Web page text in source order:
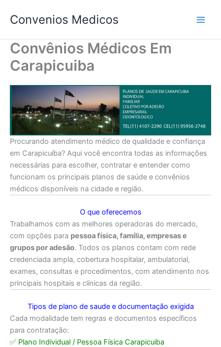
para
conteúdo
Convenios Medicos
Convênios Médicos Em
Carapicuiba
Procurando atendimento médico de qualidade e confiança
em Carapicuíba? Aqui você encontra todas as informações
necessárias para escolher, contratar e entender como
funcionam os principais planos de saúde e convênios
médicos disponíveis na cidade e região.
O que oferecemos
Trabalhamos com as melhores operadoras do mercado,
com opções para pessoa física, família, empresas e
grupos por adesão. Todos os planos contam com rede
credenciada ampla, cobertura hospitalar, ambulatorial,
exames, consultas e procedimentos, com atendimento nos
principais hospitais e clínicas da região.
Tipos de plano de saude e documentação exigida
Cada modalidade tem regras e documentos específicos
para contratação:
✅ Plano Individual / Pessoa Física Carapicuiba